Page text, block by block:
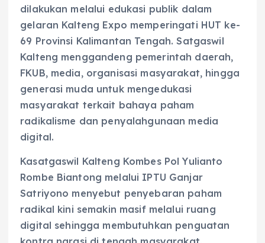
dilakukan melalui edukasi publik dalam
gelaran Kalteng Expo memperingati HUT ke-
69 Provinsi Kalimantan Tengah. Satgaswil
Kalteng menggandeng pemerintah daerah,
FKUB, media, organisasi masyarakat, hingga
generasi muda untuk mengedukasi
masyarakat terkait bahaya paham
radikalisme dan penyalahgunaan media
digital.
Kasatgaswil Kalteng Kombes Pol Yulianto
Rombe Biantong melalui IPTU Ganjar
Satriyono menyebut penyebaran paham
radikal kini semakin masif melalui ruang
digital sehingga membutuhkan penguatan